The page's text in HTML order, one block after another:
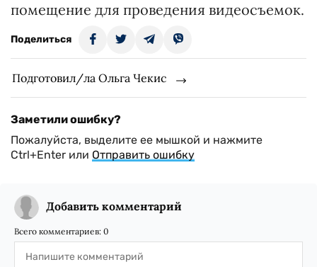
помещение для проведения видеосъемок.
Поделиться
Подготовил/ла Ольга Чекис
Заметили ошибку?
Пожалуйста, выделите ее мышкой и нажмите
Ctrl+Enter или Отправить ошибку
Добавить комментарий
Всего комментариев: 0